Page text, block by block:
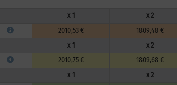
x 1 x 2
2010,53 € 1809,48 €
x 1 x 2
2010,75 € 1809,68 €
x 1 x 2